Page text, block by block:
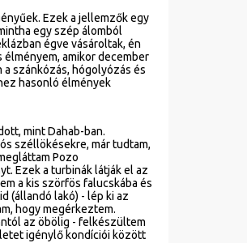
Ezek a jellemzők egy
egy szép álomból
égve vásároltak, én
amikor december
szánkózás, hógolyózás és
hasonló élmények
mint Dahab-ban.
széllökésekre, már tudtam,
Pozo
Ezek a turbinák látják el az
a kis szörfös falucskába és
(állandó lakó) - lép ki az
hogy megérkeztem.
az öbölig - felkészültem
igénylő kondíciói között